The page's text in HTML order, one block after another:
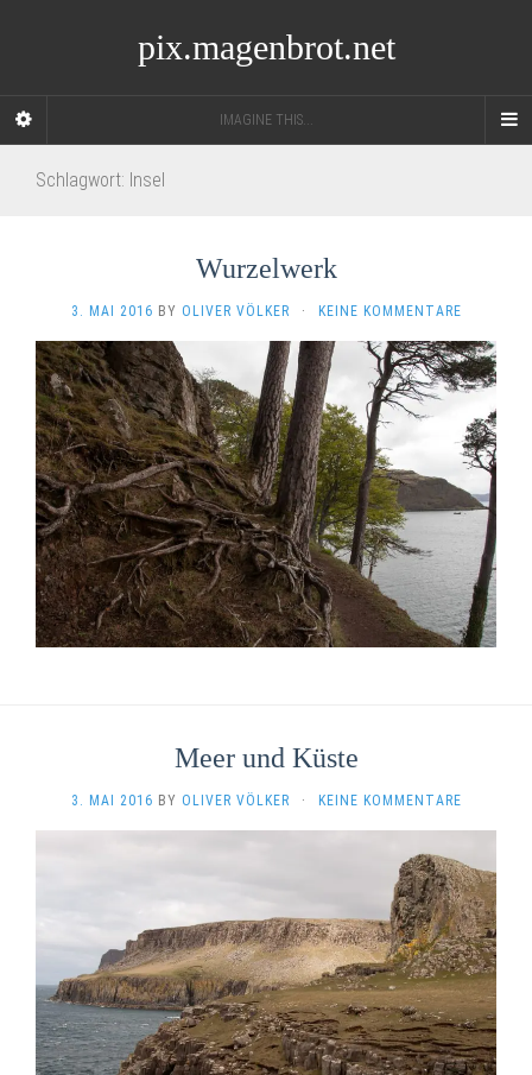
pix.magenbrot.net
IMAGINE THIS...
Schlagwort: Insel
Wurzelwerk
3. MAI 2016 BY OLIVER VÖLKER · KEINE KOMMENTARE
Meer und Küste
3. MAI 2016 BY OLIVER VÖLKER · KEINE KOMMENTARE